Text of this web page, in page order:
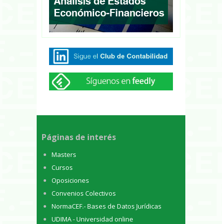
Páginas de interés
Masters
Cursos
Oposiciones
Convenios Colectivos
NormaCEF.- Bases de Datos Jurídicas
UDIMA - Universidad online